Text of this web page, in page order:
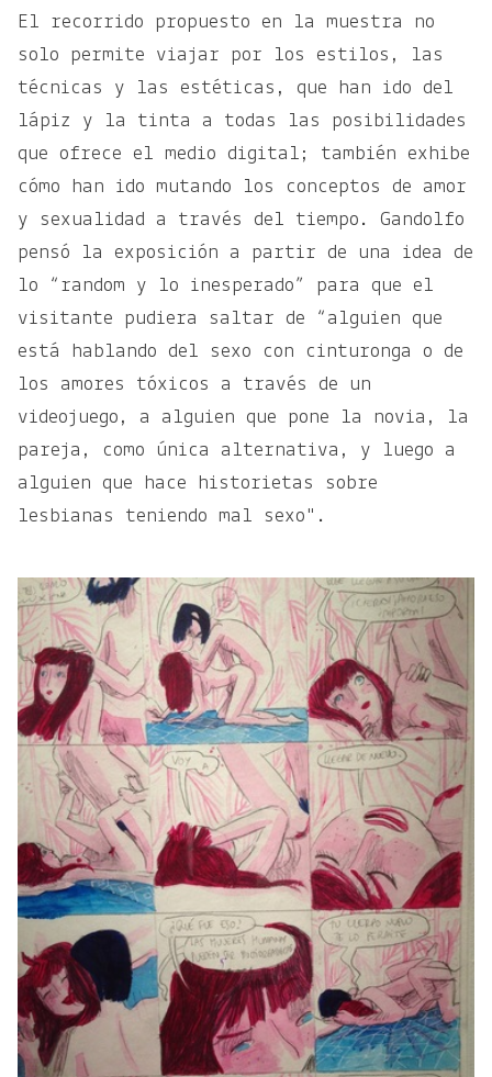
El recorrido propuesto en la muestra no
solo permite viajar por los estilos, las
técnicas y las estéticas, que han ido del
lápiz y la tinta a todas las posibilidades
que ofrece el medio digital; también exhibe
cómo han ido mutando los conceptos de amor
y sexualidad a través del tiempo. Gandolfo
pensó la exposición a partir de una idea de
lo “random y lo inesperado” para que el
visitante pudiera saltar de “alguien que
está hablando del sexo con cinturonga o de
los amores tóxicos a través de un
videojuego, a alguien que pone la novia, la
pareja, como única alternativa, y luego a
alguien que hace historietas sobre
lesbianas teniendo mal sexo".